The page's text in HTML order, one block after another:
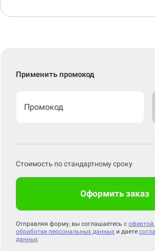
Применить промокод
Стоимость по стандартному сроку
Оформить заказ
Отправляя форму, вы соглашаетесь с офертой,
обработки персональных данных и даете
данных